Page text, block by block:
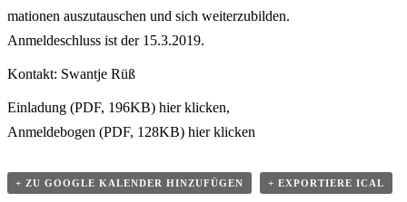
ma­tionen auszu­tau­schen und sich weiterzubilden.
Anmel­de­schluss ist der 15.3.2019.
Kontakt: Swantje Rüß
Einladung (PDF, 196KB) hier klicken,
Anmel­de­bogen (PDF, 128KB) hier klicken
+ ZU GOOGLE KALENDER HINZU­FÜGEN + EXPOR­TIERE ICAL